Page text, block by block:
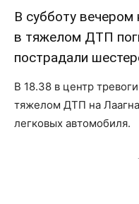
В субботу вечером
в тяжелом ДТП
пострадали
В 18.38 в центр
тяжелом ДТП на
легковых автомобиля.